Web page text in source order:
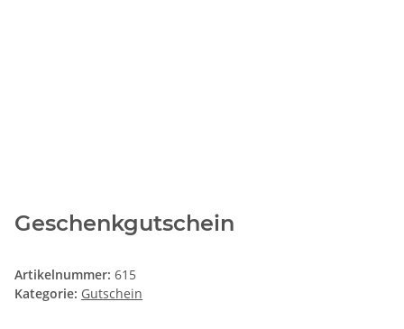
Geschenkgutschein
Artikelnummer: 615
Kategorie: Gutschein